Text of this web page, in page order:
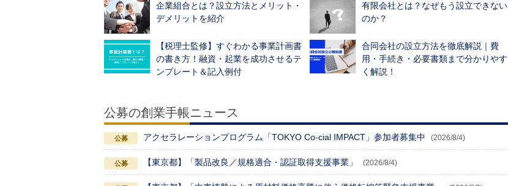
企業組合とは？設立方法とメリット・
デメリットを紹介
有限会社とは？なぜもう設立できない
のか？
【税理士監修】すぐわかる事業計画書
の書き方！融資・起業を成功させるテ
ンプレート＆記入例付
合同会社の設立方法を徹底解説｜費
用・手続き・必要書類まで分かりやす
く解説！
公募の創業手帳ニュース
アクセラレーションプログラム「TOKYO Co-cial IMPACT」参加者募集中 (2026/8/4)
【東京都】「製品改良／規格適合・認証取得支援事業」 (2026/8/4)